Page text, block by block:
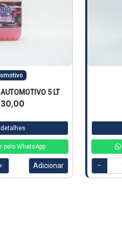
5 LT
pelo WhatsApp
Adicionar